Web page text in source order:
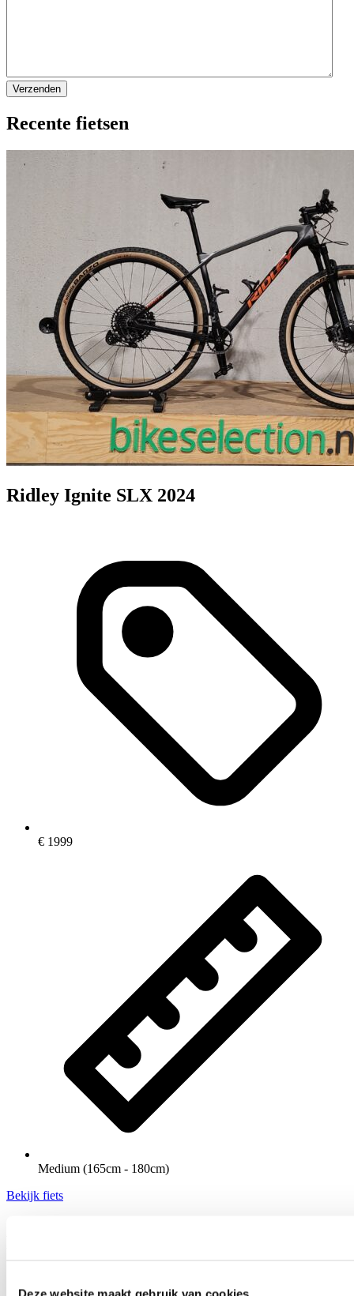
Deze website maakt gebruik van cookies
Recente fietsen
Ridley Ignite SLX 2024
€ 1999
Medium (165cm - 180cm)
Bekijk fiets